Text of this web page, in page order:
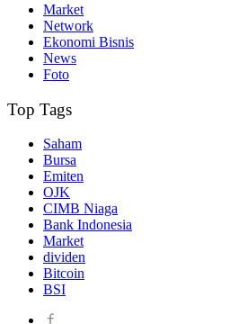
Market
Network
Ekonomi Bisnis
News
Foto
Top Tags
Saham
Bursa
Emiten
OJK
CIMB Niaga
Bank Indonesia
Market
dividen
Bitcoin
BSI